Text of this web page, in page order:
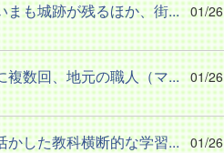
も城跡が残るほか、街... 01/26
数回、地元の職人（マ... 01/26
した教科横断的な学習... 01/26